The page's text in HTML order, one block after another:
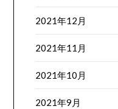
2021年12月
2021年11月
2021年10月
2021年9月